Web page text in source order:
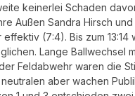
keinerlei Schaden
Außen Sandra Hirsch und
(7:4). Bis zum 13:14
Lange Ballwechsel
Feldabwehr waren die
aber wachen